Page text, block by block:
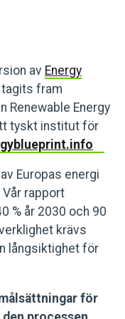
av Energy
tagits fram
Renewable Energy
tyskt institut för
Europas energi
Vår rapport
% år 2030 och 90
krävs
långsiktighet för
för